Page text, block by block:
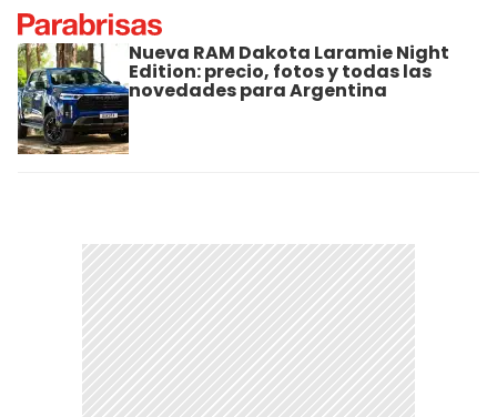
Nueva RAM Dakota Laramie Night
Edition: precio, fotos y todas las
novedades para Argentina